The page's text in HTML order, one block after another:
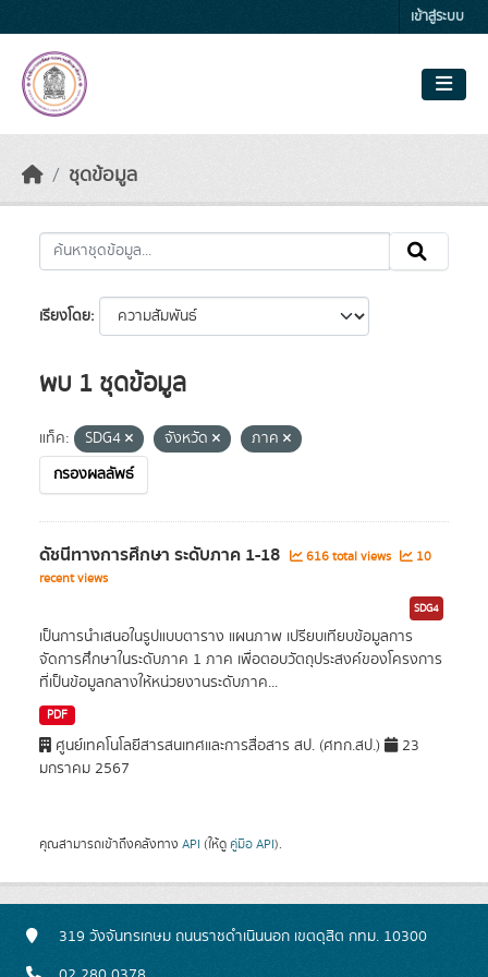
เข้าสู่ระบบ
ชุดข้อมูล
เรียงโดย
พบ 1 ชุดข้อมูล
แท็ค: SDG4 จังหวัด
ภาค
กรองผลลัพธ์
ดัชนีทางการศึกษา ระดับภาค 1-18 616 total views
10
recent views
SDG4
เป็นการนำเสนอในรูปแบบตาราง แผนภาพ เปรียบเทียบข้อมูลการ
จัดการศึกษาในระดับภาค 1 ภาค เพื่อตอบวัตถุประสงค์ของโครงการ
ที่เป็นข้อมูลกลางให้หน่วยงานระดับภาค...
PDF
ศูนย์เทคโนโลยีสารสนเทศและการสื่อสาร สป. (ศทก.สป.)
23
มกราคม 2567
คุณสามารถเข้าถึงคลังทาง API (ให้ดู คู่มือ API).
319 วังจันทรเกษม ถนนราชดำเนินนอก เขตดุสิต กทม. 10300